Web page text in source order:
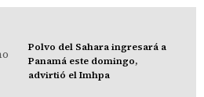
Polvo del Sahara ingresará a
Panamá este domingo,
advirtió el Imhpa